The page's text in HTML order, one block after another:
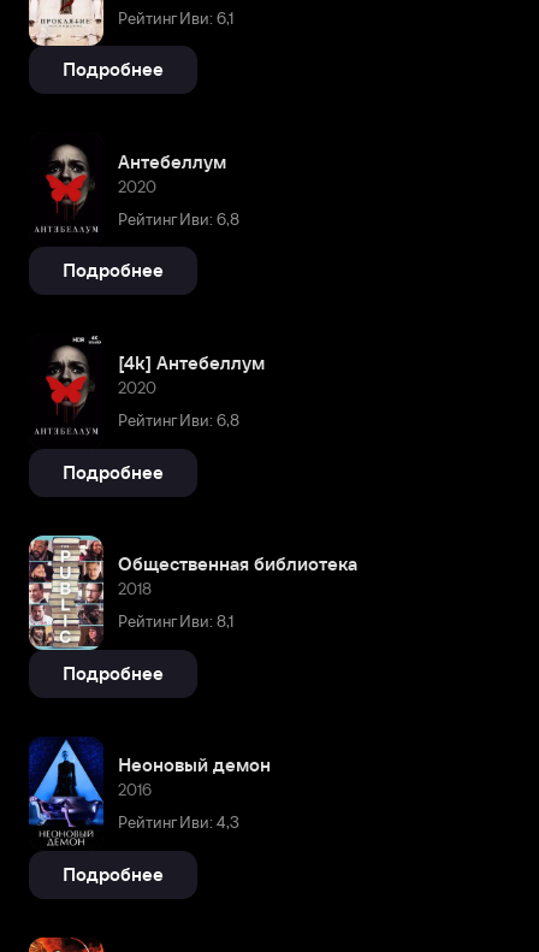
Рейтинг Иви: 6,1
Подробнее
Антебеллум
2020
Рейтинг Иви: 6,8
Подробнее
[4k] Антебеллум
2020
Рейтинг Иви: 6,8
Подробнее
Общественная библиотека
2018
Рейтинг Иви: 8,1
Подробнее
Неоновый демон
2016
Рейтинг Иви: 4,3
Подробнее